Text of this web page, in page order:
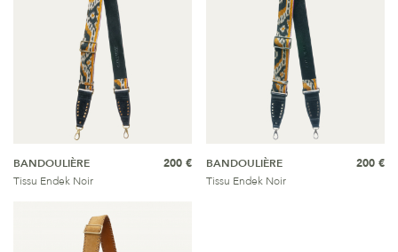
BANDOULIÈRE
Tissu Endek Noir
200 €
BANDOULIÈRE
Tissu Endek Noir
200 €